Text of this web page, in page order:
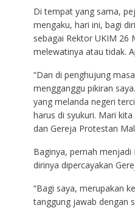
Di tempat yang sama,
mengaku, hari ini, bagi
sebagai Rektor UKIM 26
melewatinya atau tidak.
“Dan di penghujung
mengganggu pikiran
yang melanda negeri
harus di syukuri. Mari
dan Gereja Protestan
Baginya, pernah
dirinya dipercayakan
“Bagi saya, merupakan
tanggung jawab dengan